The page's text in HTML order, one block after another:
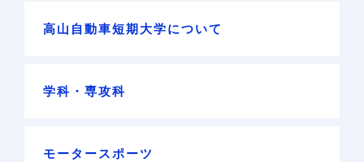
高山自動車短期大学について
学科・専攻科
モータースポーツ